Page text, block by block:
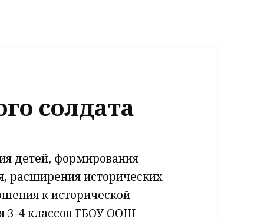
солдата
детей, формирования
расширения​ исторических
к исторической
3-4 классов ГБОУ ООШ